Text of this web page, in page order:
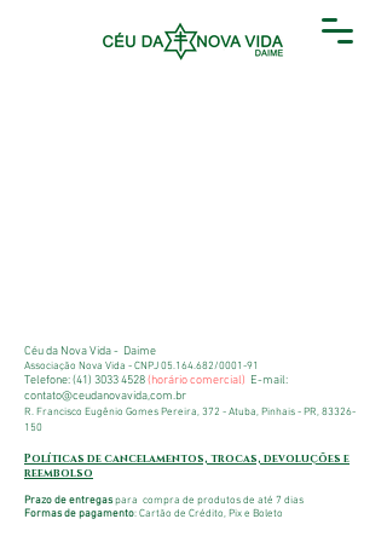
Céu da Nova Vida - Daime
Associação Nova Vida -CNPJ05.164.682/0001-91
Telefone:(41) 3033 4528(horário comercial) E-mail:
contato@ceudanovavida,com.br
R. Francisco Eugênio Gomes Pereira, 372 - Atuba, Pinhais - PR,83326-
150
Políticas de cancelamentos, trocas, devoluções e
reembolso
Prazo de entregaspara compra de produtos de até 7 dias
Formas de pagamento: Cartão de Crédito, Pix e Boleto